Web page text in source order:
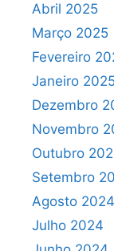
Abril 2025
Março 2025
Fevereiro
Janeiro
Dezembro
Novembro
Outubro
Setembro
Agosto 2024
Julho 2024